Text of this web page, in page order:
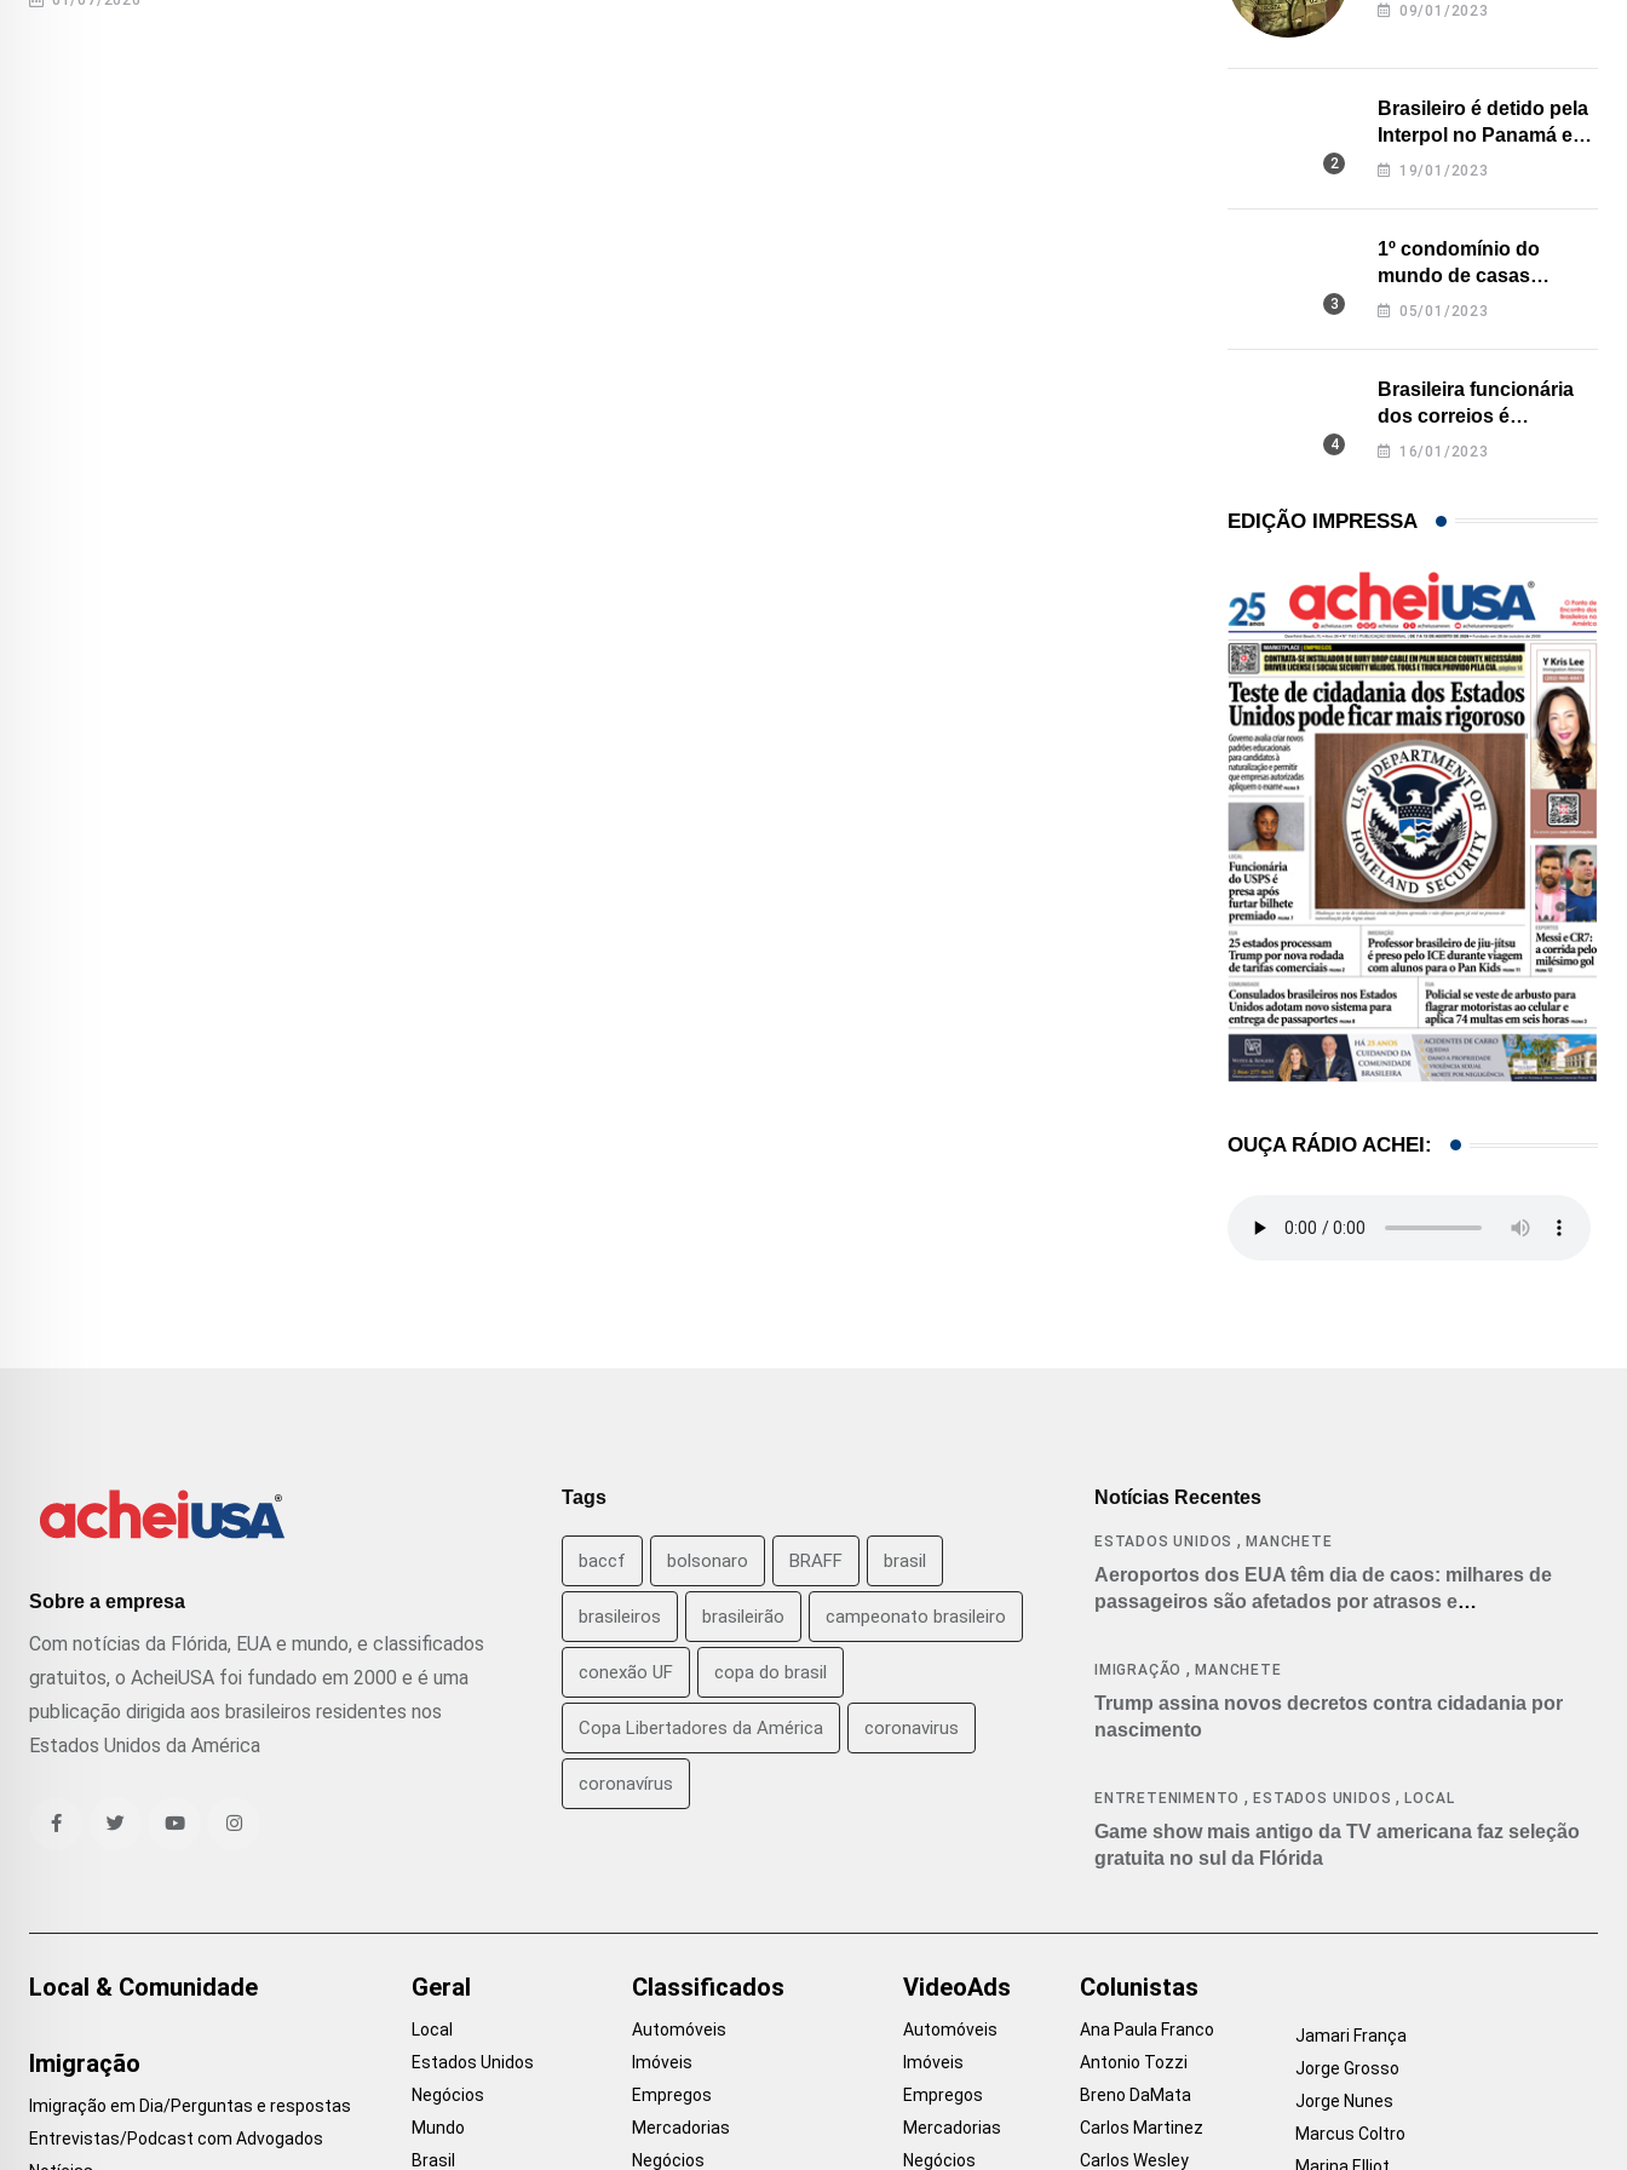
09/01/2023
Brasileiro é detido pela
Interpol no Panamá e
pode pegar prisão
19/01/2023
1º condomínio do
mundo de casas
impressas em 3D é
05/01/2023
Brasileira funcionária
dos correios é
assassinada a facadas
16/01/2023
EDIÇÃO IMPRESSA
OUÇA RÁDIO ACHEI:
Sobre a empresa
Com notícias da Flórida, EUA e mundo, e classificados
gratuitos, o AcheiUSA foi fundado em 2000 e é uma
publicação dirigida aos brasileiros residentes nos
Estados Unidos da América
Tags
baccf bolsonaro BRAFF brasil
brasileiros brasileirão campeonato brasileiro
conexão UF copa do brasil
Copa Libertadores da América coronavirus
coronavírus
Notícias Recentes
ESTADOS UNIDOS ,MANCHETE
Aeroportos dos EUA têm dia de caos: milhares de
passageiros são afetados por atrasos e
IMIGRAÇÃO ,MANCHETE
Trump assina novos decretos contra cidadania por
nascimento
ENTRETENIMENTO ,ESTADOS UNIDOS ,LOCAL
Game show mais antigo da TV americana faz seleção
gratuita no sul da Flórida
Local & Comunidade
Imigração
Imigração em Dia/Perguntas e respostas
Entrevistas/Podcast com Advogados
Geral
Local
Estados Unidos
Negócios
Mundo
Brasil
Classificados
Automóveis
Imóveis
Empregos
Mercadorias
Negócios
VideoAds
Automóveis
Imóveis
Empregos
Mercadorias
Negócios
Colunistas
Ana Paula Franco
Antonio Tozzi
Breno DaMata
Carlos Martinez
Carlos Wesley
Jamari França
Jorge Grosso
Jorge Nunes
Marcus Coltro